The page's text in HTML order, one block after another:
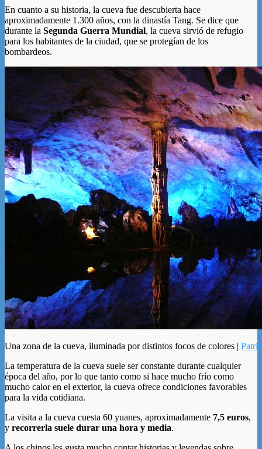
En cuanto a su historia, la cueva fue descubierta hace
aproximadamente 1.300 años, con la dinastía Tang. Se dice que
durante la Segunda Guerra Mundial, la cueva sirvió de refugio
para los habitantes de la ciudad, que se protegían de los
bombardeos.
Una zona de la cueva, iluminada por distintos focos de colores |
La temperatura de la cueva suele ser constante durante cualquier
época del año, por lo que tanto como si hace mucho frío como
mucho calor en el exterior, la cueva ofrece condiciones favorables
para la vida cotidiana.
La visita a la cueva cuesta 60 yuanes, aproximadamente 7,5 euros,
y recorrerla suele durar una hora y media.